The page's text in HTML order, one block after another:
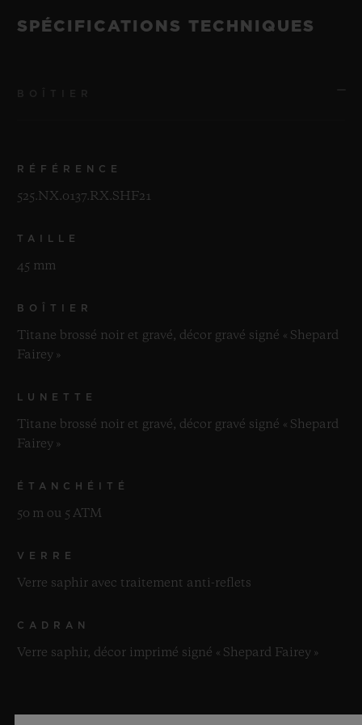
SPÉCIFICATIONS TECHNIQUES
RÉFÉRENCE
525.NX.0137.RX.SHF21
TAILLE
45 mm
BOÎTIER
Titane brossé noir et gravé, décor gravé signé « Shepard
Fairey »
LUNETTE
Titane brossé noir et gravé, décor gravé signé « Shepard
Fairey »
ÉTANCHÉITÉ
50 m ou 5 ATM
VERRE
Verre saphir avec traitement anti-reflets
CADRAN
Verre saphir, décor imprimé signé « Shepard Fairey »